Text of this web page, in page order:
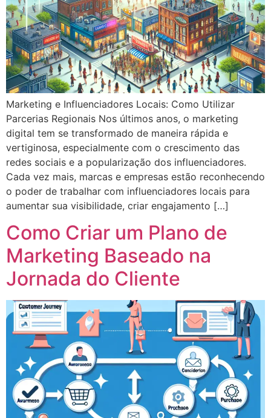
Marketing e Influenciadores Locais: Como Utilizar
Parcerias Regionais Nos últimos anos, o marketing
digital tem se transformado de maneira rápida e
vertiginosa, especialmente com o crescimento das
redes sociais e a popularização dos influenciadores.
Cada vez mais, marcas e empresas estão reconhecendo
o poder de trabalhar com influenciadores locais para
aumentar sua visibilidade, criar engajamento […]
Como Criar um Plano de
Marketing Baseado na
Jornada do Cliente